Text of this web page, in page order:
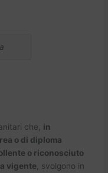
che, in
o di diploma
o riconosciuto
vigente , svolgono in